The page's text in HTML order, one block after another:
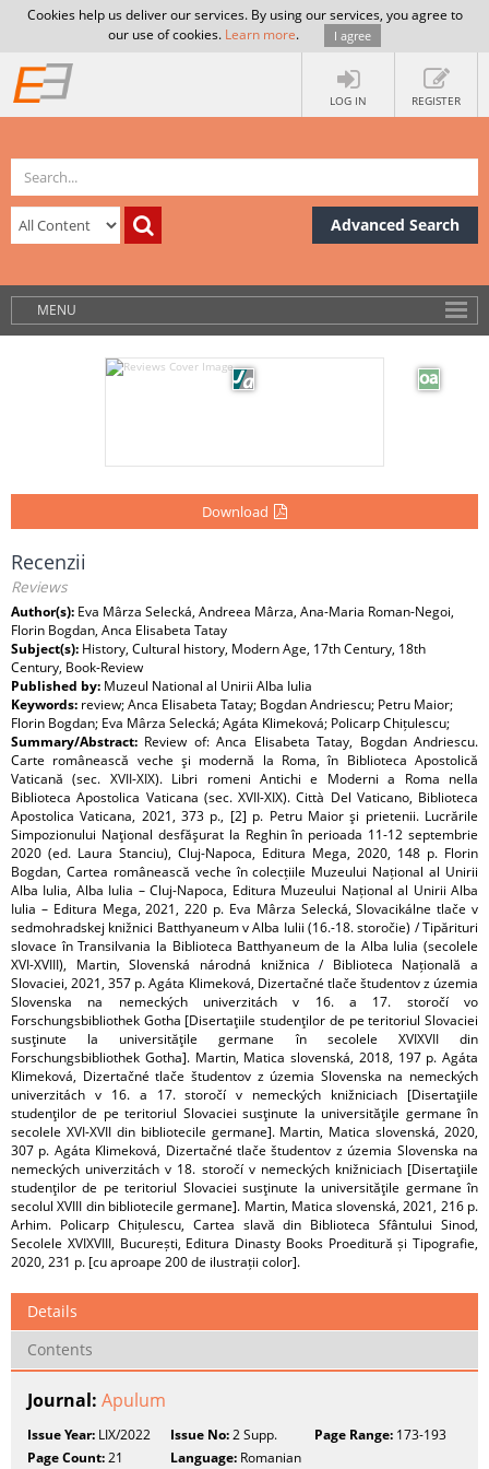
Cookies help us deliver our services. By using our services, you agree to
our use of cookies. Learn more. I agree
LOG IN REGISTER
Advanced Search
MENU
Download
Recenzii
Reviews
Author(s): Eva Mârza Selecká, Andreea Mârza, Ana-Maria Roman-Negoi,
Florin Bogdan, Anca Elisabeta Tatay
Subject(s): History, Cultural history, Modern Age, 17th Century, 18th
Century, Book-Review
Published by: Muzeul National al Unirii Alba Iulia
Keywords: review; Anca Elisabeta Tatay; Bogdan Andriescu; Petru Maior;
Florin Bogdan; Eva Mârza Selecká; Agáta Klimeková; Policarp Chițulescu;
Summary/Abstract: Review of: Anca Elisabeta Tatay, Bogdan Andriescu.
Carte românească veche şi modernă la Roma, în Biblioteca Apostolică
Vaticană (sec. XVII-XIX). Libri romeni Antichi e Moderni a Roma nella
Biblioteca Apostolica Vaticana (sec. XVII-XIX). Città Del Vaticano, Biblioteca
Apostolica Vaticana, 2021, 373 p., [2] p. Petru Maior şi prietenii. Lucrările
Simpozionului Naţional desfăşurat la Reghin în perioada 11-12 septembrie
2020 (ed. Laura Stanciu), Cluj-Napoca, Editura Mega, 2020, 148 p. Florin
Bogdan, Cartea românească veche în colecțiile Muzeului Național al Unirii
Alba Iulia, Alba Iulia – Cluj-Napoca, Editura Muzeului Național al Unirii Alba
Iulia – Editura Mega, 2021, 220 p. Eva Mârza Selecká, Slovacikálne tlače v
sedmohradskej knižnici Batthyaneum v Alba Iulii (16.-18. storočie) / Tipărituri
slovace în Transilvania la Biblioteca Batthyaneum de la Alba Iulia (secolele
XVI-XVIII), Martin, Slovenská národná knižnica / Biblioteca Națională a
Slovaciei, 2021, 357 p. Agáta Klimeková, Dizertačné tlače študentov z územia
Slovenska na nemeckých univerzitách v 16. a 17. storočí vo
Forschungsbibliothek Gotha [Disertaţiile studenţilor de pe teritoriul Slovaciei
susţinute la universităţile germane în secolele XVIXVII din
Forschungsbibliothek Gotha]. Martin, Matica slovenská, 2018, 197 p. Agáta
Klimeková, Dizertačné tlače študentov z územia Slovenska na nemeckých
univerzitách v 16. a 17. storočí v nemeckých knižniciach [Disertaţiile
studenţilor de pe teritoriul Slovaciei susţinute la universităţile germane în
secolele XVI-XVII din bibliotecile germane]. Martin, Matica slovenská, 2020,
307 p. Agáta Klimeková, Dizertačné tlače študentov z územia Slovenska na
nemeckých univerzitách v 18. storočí v nemeckých knižniciach [Disertaţiile
studenţilor de pe teritoriul Slovaciei susţinute la universităţile germane în
secolul XVIII din bibliotecile germane]. Martin, Matica slovenská, 2021, 216 p.
Arhim. Policarp Chițulescu, Cartea slavă din Biblioteca Sfântului Sinod,
Secolele XVIXVIII, București, Editura Dinasty Books Proeditură și Tipografie,
2020, 231 p. [cu aproape 200 de ilustrații color].
Details
Contents
Journal: Apulum
Issue Year: LIX/2022 Issue No:2 Supp. Page Range:173-193
Page Count:21 Language: Romanian